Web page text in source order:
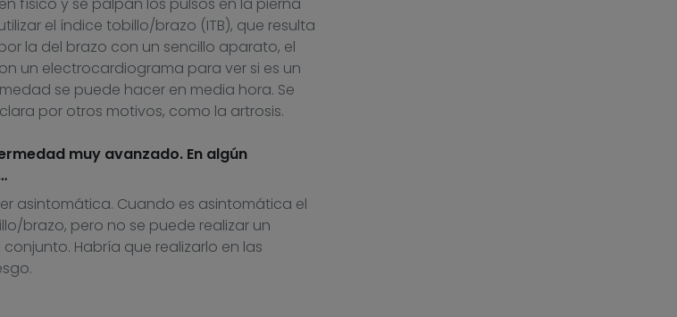
físico y se palpan los pulsos en la pierna
el índice tobillo/brazo (ITB), que resulta
la del brazo con un sencillo aparato, el
un electrocardiograma para ver si es un
se puede hacer en media hora. Se
por otros motivos, como la artrosis.
muy avanzado. En algún
asintomática. Cuando es asintomática el
brazo, pero no se puede realizar un
Habría que realizarlo en las